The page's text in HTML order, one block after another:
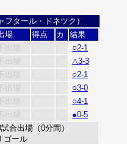
タール・ドネツク）
場 得点 カ
結果
不出場
○2-1
不出場
△3-3
不出場
○2-1
不出場
○3-0
不出場
○4-1
不出場 ●0-5
合出場（0分間）
ゴール